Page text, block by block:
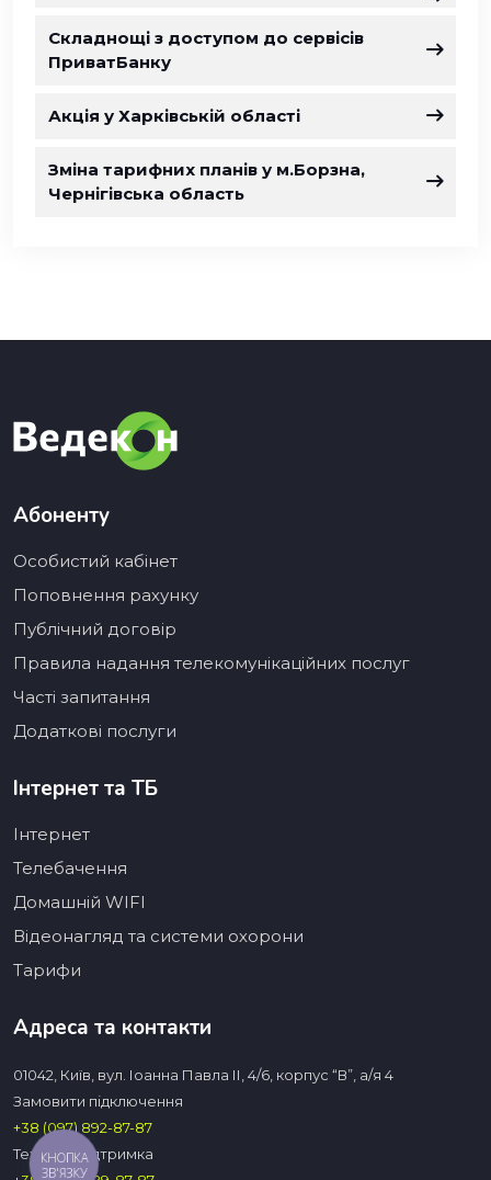
Складнощі з доступом до сервісів
ПриватБанку
Акція у Харківській області
Зміна тарифних планів у м.Борзна,
Чернігівська область
Абоненту
Особистий кабінет
Поповнення рахунку
Публічний договір
Правила надання телекомунікаційних послуг
Часті запитання
Додаткові послуги
Інтернет та ТБ
Інтернет
Телебачення
Домашній WIFI
Відеонагляд та системи охорони
Тарифи
Адреса та контакти
01042, Київ, вул. Іоанна Павла ІІ, 4/6, корпус “В”, а/я 4
Замовити підключення
+38 (097) 892-87-87
Технічна підтримка
КНОПКА
ЗВ'ЯЗКУ